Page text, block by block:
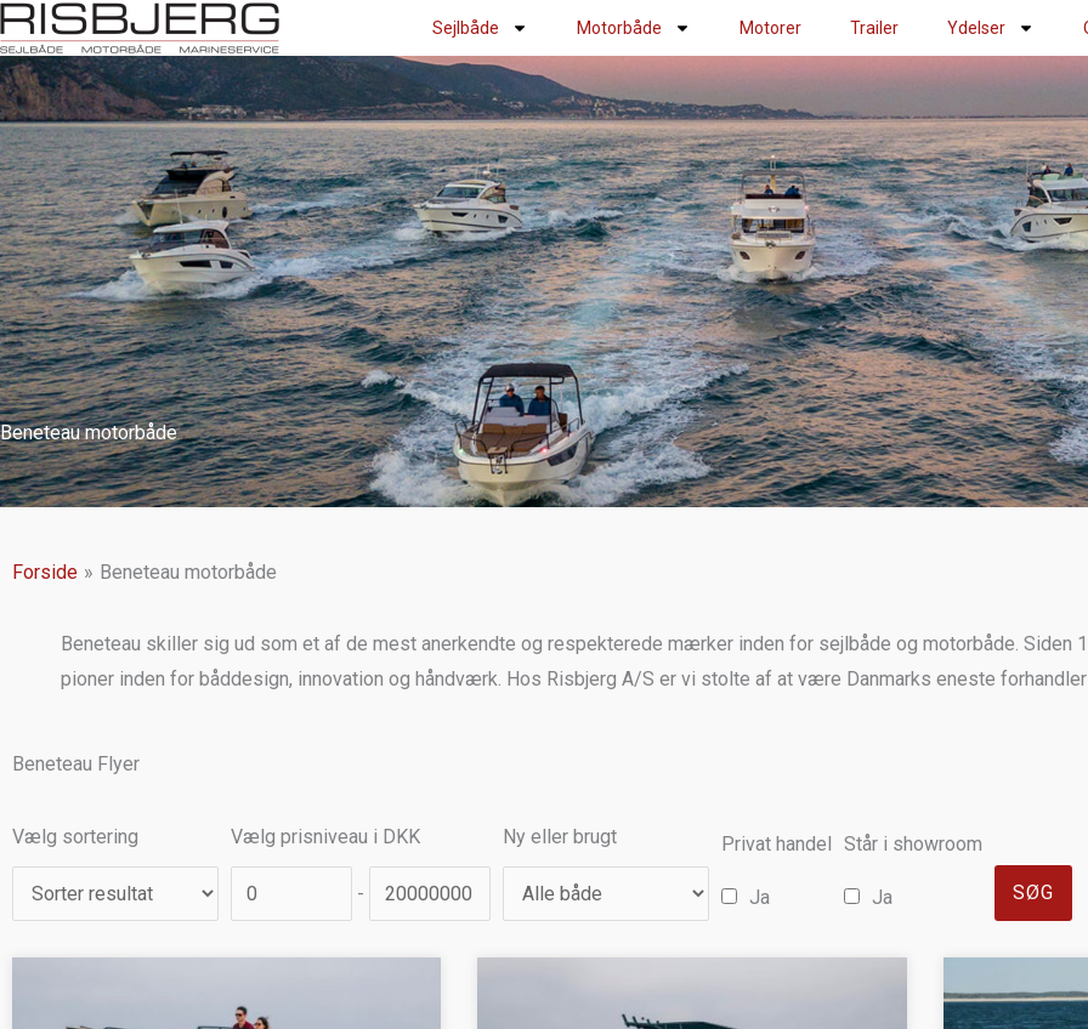
Gå
til
indholdet
Sejlbåde Motorbåde Motorer Trailer Ydelser
Beneteau motorbåde
Forside Beneteau motorbåde
Beneteau skiller sig ud som et af de mest anerkendte og respekterede mærker inden for sejlbåde og motorbåde. Siden
pioner inden for båddesign, innovation og håndværk. Hos Risbjerg A/S er vi stolte af at være Danmarks eneste
Beneteau Flyer
Vælg sortering Vælg prisniveau i DKK
-
Ny eller brugt
Privat handel
Ja
Står i showroom
Ja